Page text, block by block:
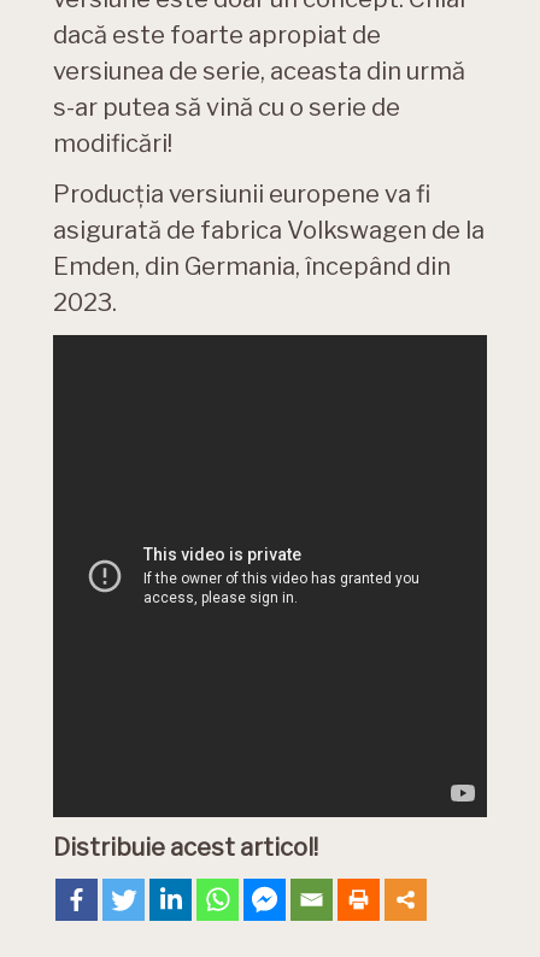
dacă este foarte apropiat de
versiunea de serie, aceasta din urmă
s-ar putea să vină cu o serie de
modificări!
Producția versiunii europene va fi
asigurată de fabrica Volkswagen de la
Emden, din Germania, începând din
2023.
Distribuie acest articol!